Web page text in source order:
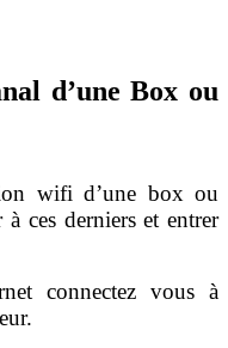
d’une Box ou
wifi d’une box ou
ces derniers et entrer
connectez vous à